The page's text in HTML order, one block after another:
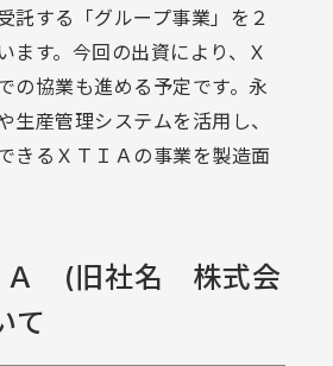
託する「グループ事業」を２
ます。今回の出資により、Ｘ
の協業も進める予定です。永
生産管理システムを活用し、
きるＸＴＩＡの事業を製造面
Ａ (旧社名 株式会
て